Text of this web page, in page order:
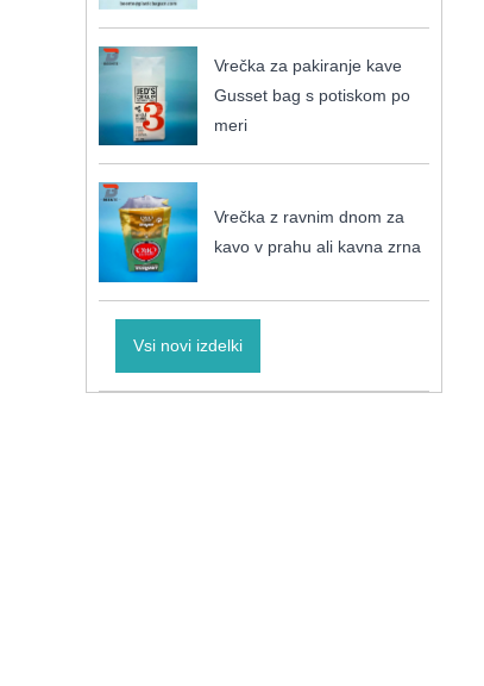
Vrečka za pakiranje kave
Gusset bag s potiskom po
meri
Vrečka z ravnim dnom za
kavo v prahu ali kavna zrna
Vsi novi izdelki